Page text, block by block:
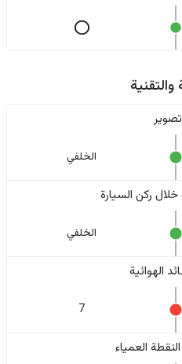
الخلفي
ركن السيارة
الخلفي
الهوائية
7
العمياء